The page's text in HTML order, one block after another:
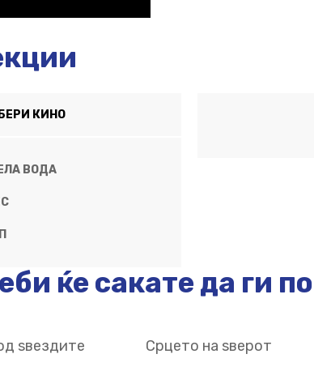
КИНО
ВОДА
ќе сакате да ги
ѕвездите Срцето на ѕверот